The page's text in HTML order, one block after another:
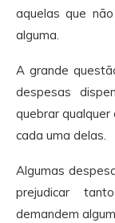
aquelas que
alguma.
A grande
despesas
quebrar
cada uma delas.
Algumas
prejudicar
demandem